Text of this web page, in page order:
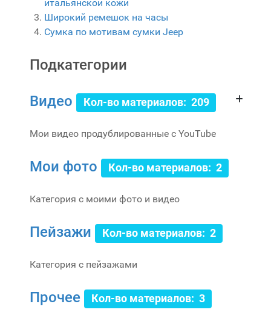
итальянской кожи
Широкий ремешок на часы
Сумка по мотивам сумки Jeep
Подкатегории
Видео Кол-во материалов: 209
Мои видео продублированные с YouTube
Мои фото Кол-во материалов: 2
Категория с моими фото и видео
Пейзажи Кол-во материалов: 2
Категория с пейзажами
Прочее Кол-во материалов: 3